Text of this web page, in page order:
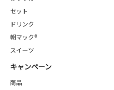
セット
ドリンク
朝マック®
スイーツ
キャンペーン
商品